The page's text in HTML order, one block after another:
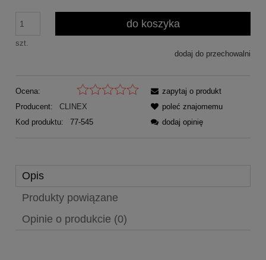
szt.
do koszyka
dodaj do przechowalni
Ocena:
Producent:
CLINEX
Kod produktu:
77-545
zapytaj o produkt
poleć znajomemu
dodaj opinię
Opis
Produkty powiązane
Opinie o produkcie (0)